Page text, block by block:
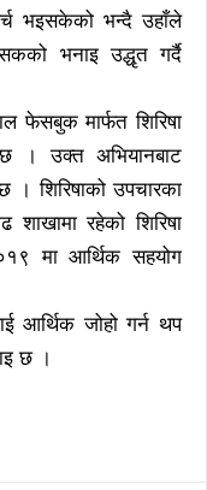
भइसकेको भन्दै उहाँले
भनाइ उद्धृत गर्दै
फेसबुक मार्फत शिरिषा
। उक्त अभियानबाट
शिरिषाको उपचारका
शाखामा रहेको शिरिषा
मा आर्थिक सहयोग
जोहो गर्न थप
छ ।